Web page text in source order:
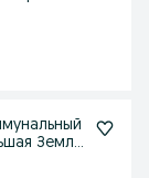
Земля